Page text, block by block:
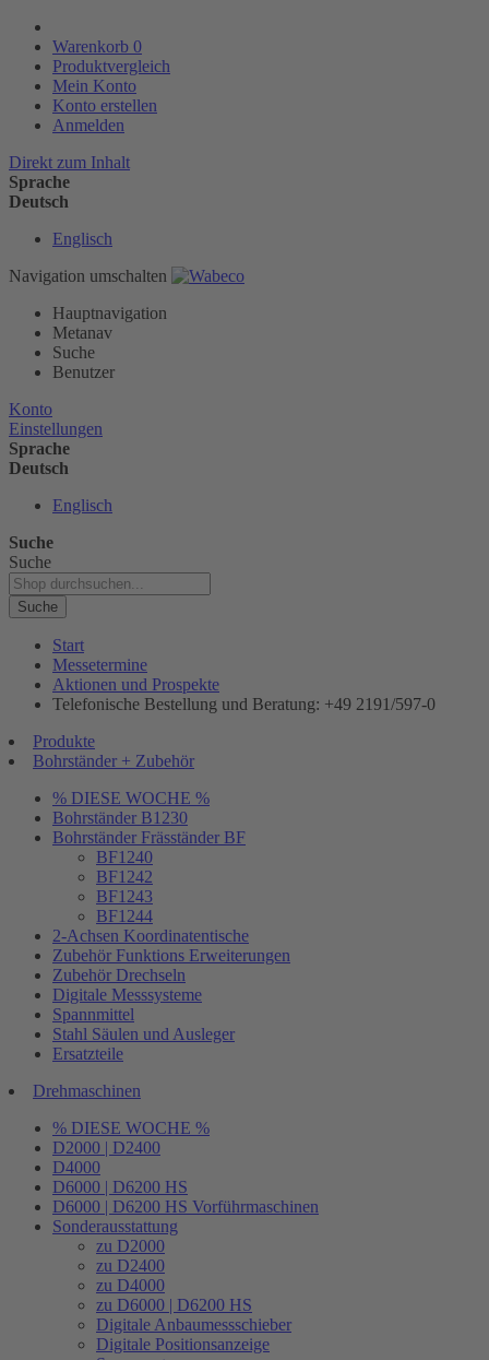
Warenkorb 0
Produktvergleich
Mein Konto
Konto erstellen
Anmelden
Direkt zum Inhalt
Sprache
Deutsch
Englisch
Navigation umschalten
Hauptnavigation
Metanav
Suche
Benutzer
Konto
Einstellungen
Sprache
Deutsch
Englisch
Suche
Suche
Suche
Start
Messetermine
Aktionen und Prospekte
Telefonische Bestellung und Beratung: +49 2191/597-0
Produkte
Bohrständer + Zubehör
% DIESE WOCHE %
Bohrständer B1230
Bohrständer Fräsständer BF
BF1240
BF1242
BF1243
BF1244
2-Achsen Koordinatentische
Zubehör Funktions Erweiterungen
Zubehör Drechseln
Digitale Messsysteme
Spannmittel
Stahl Säulen und Ausleger
Ersatzteile
Drehmaschinen
% DIESE WOCHE %
D2000 | D2400
D4000
D6000 | D6200 HS
D6000 | D6200 HS Vorführmaschinen
Sonderausstattung
zu D2000
zu D2400
zu D4000
zu D6000 | D6200 HS
Digitale Anbaumessschieber
Digitale Positionsanzeige